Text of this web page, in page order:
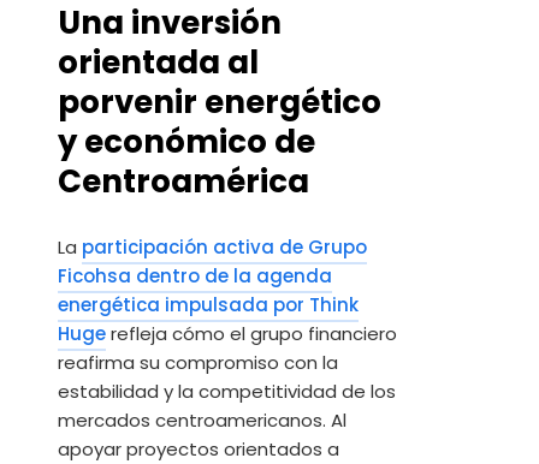
Una inversión
orientada al
porvenir energético
y económico de
Centroamérica
La participación activa de Grupo
Ficohsa dentro de la agenda
energética impulsada por Think
Hugerefleja cómo el grupo financiero
reafirma su compromiso con la
estabilidad y la competitividad de los
mercados centroamericanos. Al
apoyar proyectos orientados a